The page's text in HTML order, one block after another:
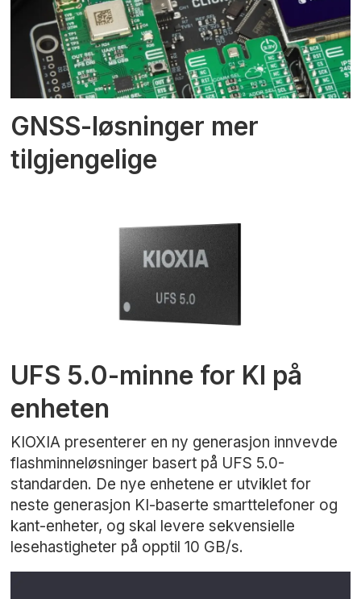
GNSS-løsninger mer
tilgjengelige
UFS 5.0-minne for KI på
enheten
KIOXIA presenterer en ny generasjon innvevde
flashminneløsninger basert på UFS 5.0-
standarden. De nye enhetene er utviklet for
neste generasjon KI-baserte smarttelefoner og
kant-enheter, og skal levere sekvensielle
lesehastigheter på opptil 10 GB/s.